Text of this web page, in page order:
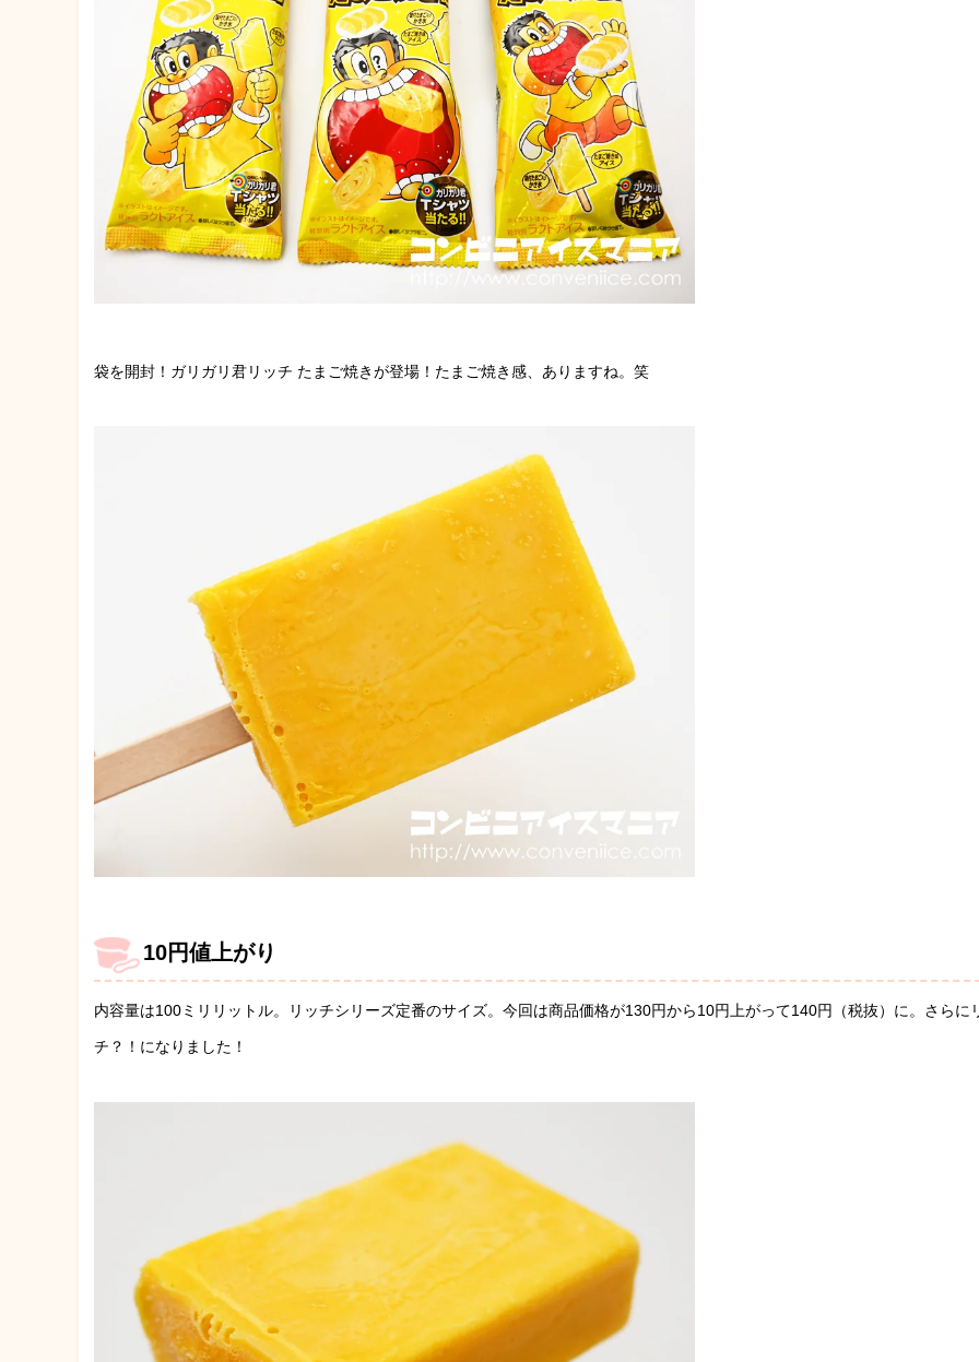
袋を開封！ガリガリ君リッチ たまご焼きが登場！たまご焼き感、ありますね。笑
10円値上がり
内容量は100ミリリットル。リッチシリーズ定番のサイズ。今回は商品価格が130円から10円上がって140円（税抜）に。さらに
チ？！になりました！